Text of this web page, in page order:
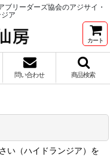
リーダーズ協会のアジサイ・
ア
カート
問い合わせ 商品検索
い（ハイドランジア）を